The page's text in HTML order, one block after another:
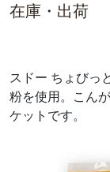
在庫・出荷
スドー ちょびっ
粉を使用。こん
ケットです。